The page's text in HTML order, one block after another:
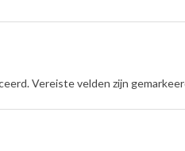
Vereiste velden zijn